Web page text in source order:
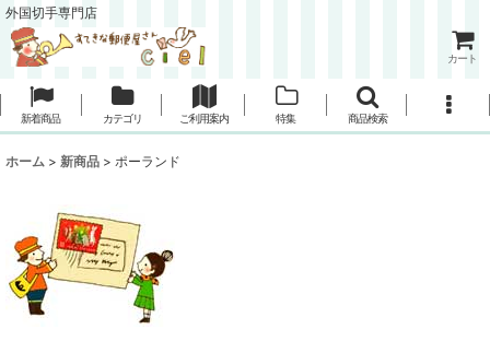
外国切手専門店
カート
新着商品 カテゴリ ご利用案内 特集 商品検索
ホーム > 新商品 > ポーランド